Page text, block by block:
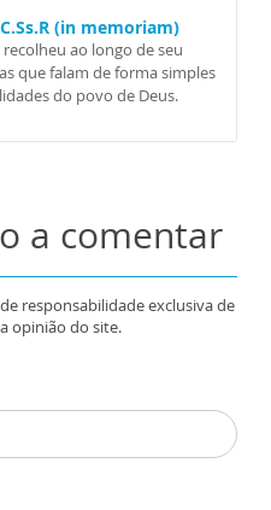
(in memoriam)
ao longo de seu
que falam de forma simples
do povo de Deus.
a comentar
responsabilidade exclusiva de
opinião do site.